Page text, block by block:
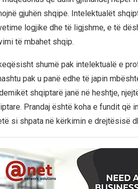
gjuhën shqipe. Intelektualët
logjike dhe të ligjshme, e të
të mbahet shqip.
shumë pak intelektualë e
pak u panë edhe të japin
shqiptarë janë në heshtje,
Prandaj është koha e fundit që
si shpata në kërkimin e drejtësisë